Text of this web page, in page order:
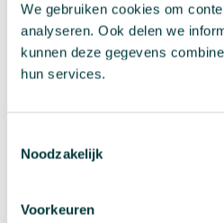
We gebruiken cookies om
analyseren. Ook delen we
kunnen deze gegevens
hun services.
Noodzakelijk
Voorkeuren